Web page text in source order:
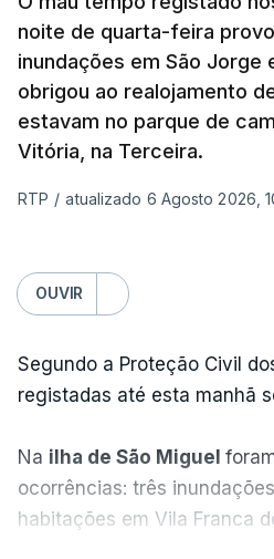
noite de quarta-feira
inundações em São Jorge
obrigou ao realojamento
estavam no parque de
Vitória, na Terceira.
RTP / atualizado 6 Agosto 2026,
OUVIR
Segundo a Proteção Civil
registadas até esta manhã
Na ilha de São Miguel
ocorrências: três
habitações em Vila Franca